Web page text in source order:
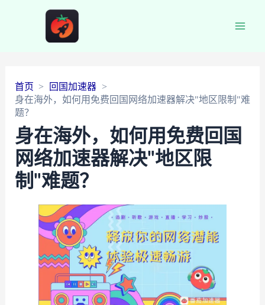
首页
回国加速器
身在海外，如何用免费回国网络加速器解决"地区限制"难
题？
身在海外，如何用免费回国
网络加速器解决"地区限
制"难题？